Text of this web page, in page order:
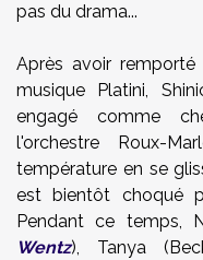
pas du drama...
Après avoir
musique Platini,
engagé comme
l'orchestre Roux-
température en se
est bientôt choqué
Pendant ce temps,
Wentz), Tanya